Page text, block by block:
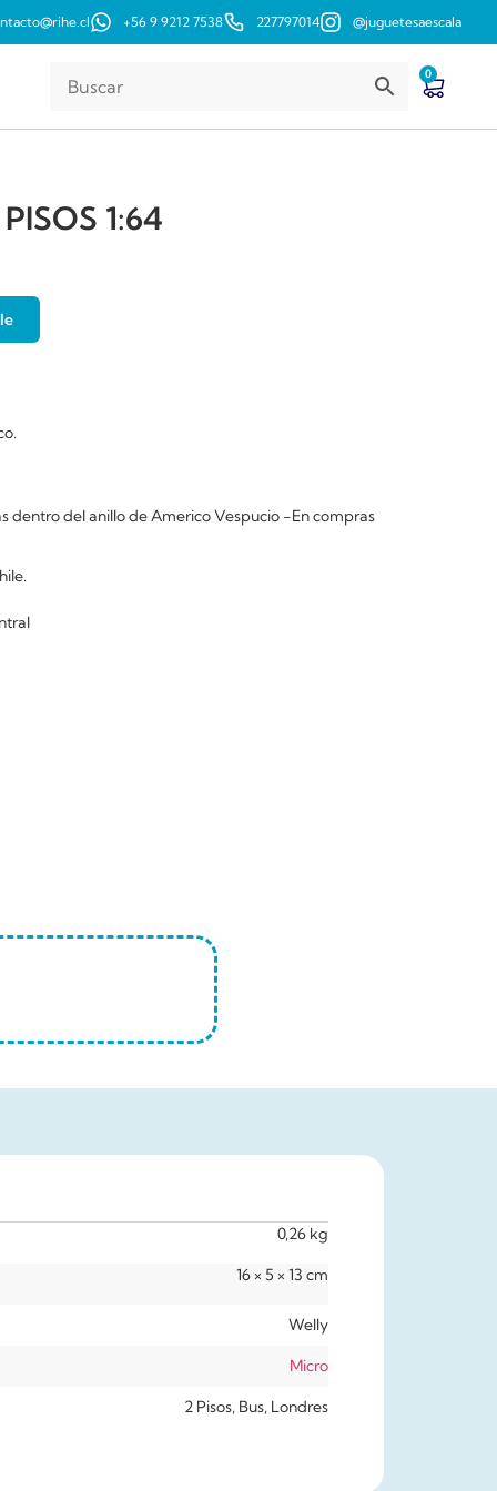
+56 9 9212 7538 227797014 @juguetesaescala
0
1:64
dentro del anillo de Americo Vespucio -En compras
0,26 kg
16 × 5 × 13 cm
Welly
Micro
2 Pisos, Bus, Londres